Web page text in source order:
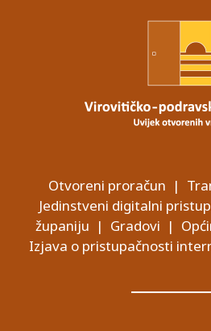
Otvoreni proračun |
Jedinstveni digitalni
županiju | Gradovi |
Izjava o pristupačnosti